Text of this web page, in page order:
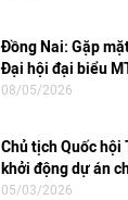
Đồng Nai: Gặp
Đại hội đại biểu
08/05/2026
Chủ tịch Quốc hội
khởi động dự án
05/03/2026